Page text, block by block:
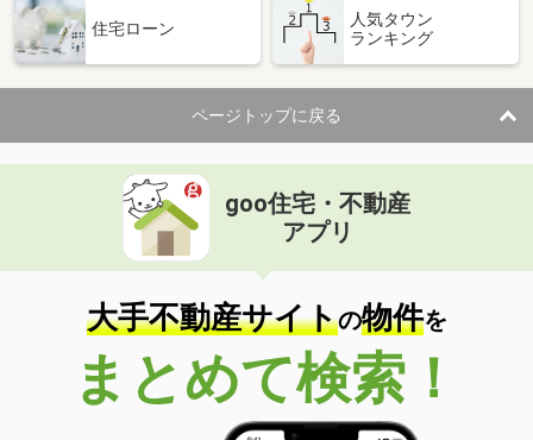
住宅ローン
人気タウン
ランキング
ページトップに戻る
goo住宅・不動産
アプリ
大手不動産サイトの物件を
まとめて検索！